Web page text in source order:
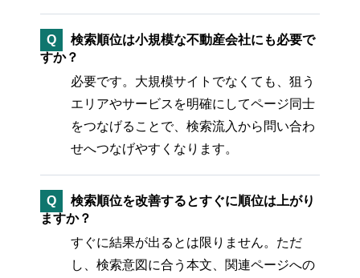
Q
検索順位は小規模な不動産会社にも必要で
すか？
必要です。大規模サイトでなくても、狙う
エリアやサービスを明確にしてページ同士
をつなげることで、検索流入から問い合わ
せへつなげやすくなります。
Q
検索順位を改善するとすぐに順位は上がり
ますか？
すぐに結果が出るとは限りません。ただ
し、検索意図に合う本文、関連ページへの